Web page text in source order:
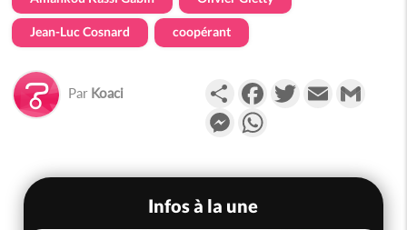
Jean-Luc Cosnard coopérant
Par Koaci PartagerFacebookTwitterEmail
Messenger
Infos à la une